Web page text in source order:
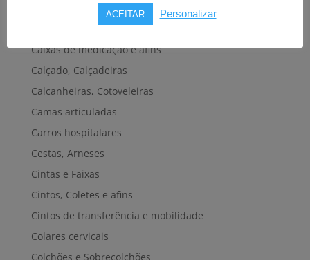
Cadeiras de rodas manuais
Cadeiras e plataformas de elevação
Caixas de medicação e afins
Calçado, Calçadeiras
Calcanheiras, Cotoveleiras
Camas articuladas
Carros hospitalares
Cestas, Arneses
Cintas e Faixas
Cintos, Coletes e afins
Cintos de transferência e mobilidade
Colares cervicais
Colchões e Sobrecolchões
ACEITAR Personalizar